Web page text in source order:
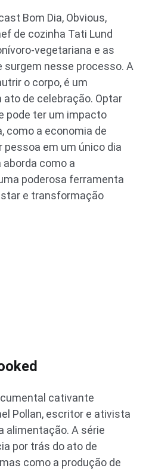
Bom Dia, Obvious,
de cozinha Tati Lund
vegetariana e as
nesse processo. A
o corpo, é um
de celebração. Optar
pode ter um impacto
como a economia de
pessoa em um único dia
como a
poderosa ferramenta
e transformação
cativante
Pollan, escritor e ativista
alimentação. A série
por trás do ato de
como a produção de